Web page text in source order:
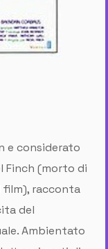
e considerato
Finch (morto di
film), racconta
del
Ambientato